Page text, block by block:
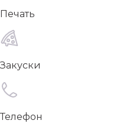
Печать
Закуски
Телефон